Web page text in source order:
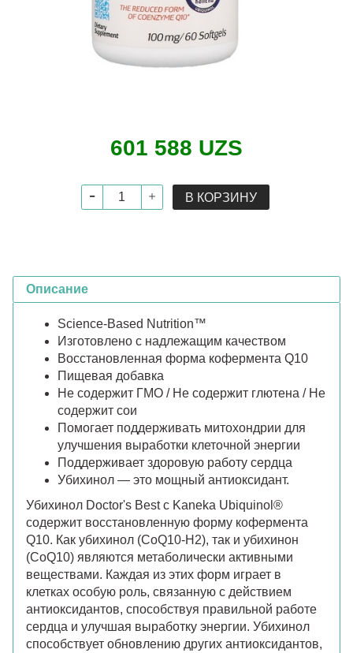
601 588 UZS
В КОРЗИНУ
Описание
Science-Based Nutrition™
Изготовлено с надлежащим качеством
Восстановленная форма кофермента Q10
Пищевая добавка
Не содержит ГМО / Не содержит глютена / Не
содержит сои
Помогает поддерживать митохондрии для
улучшения выработки клеточной энергии
Поддерживает здоровую работу сердца
Убихинол — это мощный антиоксидант.
Убихинол Doctor's Best с Kaneka Ubiquinol®
содержит восстановленную форму кофермента
Q10. Как убихинол (CoQ10-H2), так и убихинон
(CoQ10) являются метаболически активными
веществами. Каждая из этих форм играет в
клетках особую роль, связанную с действием
антиоксидантов, способствуя правильной работе
сердца и улучшая выработку энергии. Убихинол
способствует обновлению других антиоксидантов,